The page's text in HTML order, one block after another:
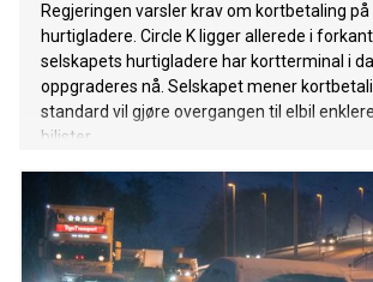
Regjeringen varsler krav om kortbetaling på
hurtigladere. Circle K ligger allerede i
selskapets hurtigladere har kortterminal i
oppgraderes nå. Selskapet mener
standard vil gjøre overgangen til elbil
bilister.